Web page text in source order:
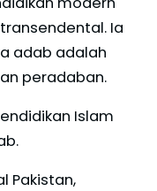
Ia
adab adalah
peradaban.
Islam
Pakistan,